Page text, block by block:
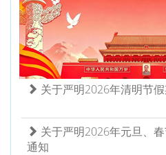
关于我校招聘工作的郑重
教育部等九部门关于加快
见
关于严明2026年清明节
关于严明2026年元旦、
通知